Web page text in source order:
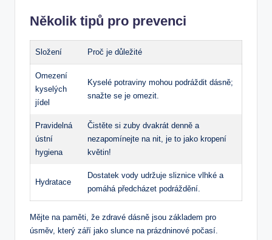
Několik tipů pro prevenci
Složení Proč je důležité
Omezení
kyselých
jídel
Kyselé potraviny mohou podráždit dásně;
snažte se je omezit.
Pravidelná
ústní
hygiena
Čistěte si zuby dvakrát denně a
nezapomínejte na nit, je to jako kropení
květin!
Hydratace
Dostatek vody udržuje sliznice vlhké a
pomáhá předcházet podráždění.
Mějte na paměti, že zdravé dásně jsou základem pro
úsměv, který září jako slunce na prázdninové počasí.